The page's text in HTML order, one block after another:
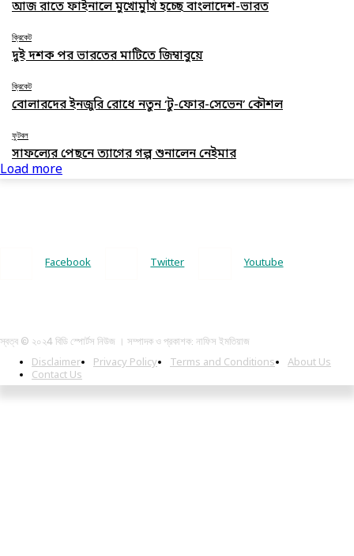
আজ রাতে ফাইনালে মুখোমুখি হচ্ছে বাংলাদেশ-ভারত
ক্রিকেট
দুই দশক পর ভারতের মাটিতে জিম্বাবুয়ে
ক্রিকেট
বোলারদের ইনজুরি রোধে নতুন ‘টু-ফোর-সেভেন’ কৌশল
ফুটবল
সাফল্যের পেছনে ত্যাগের গল্প শুনালেন নেইমার
Load more
Facebook Twitter Youtube
স্বত্ব © ২০২4 বিডি স্পোর্টস নিউজ । সম্পাদক ও প্রকাশক: নাফিস ইমতিয়াজ
Disclaimer Privacy Policy Terms and Conditions
About Us
Contact Us